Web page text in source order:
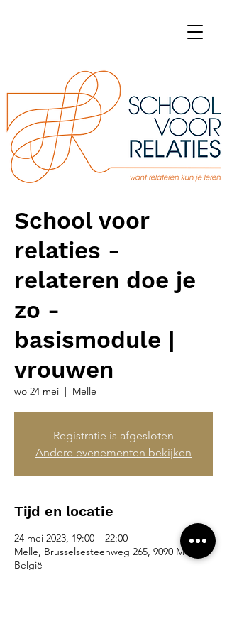
School voor
relaties -
relateren doe je
zo -
basismodule |
vrouwen
wo 24 mei
  |
Melle
Registratie is afgesloten
Andere evenementen bekijken
Tijd en locatie
24 mei 2023, 19:00 – 22:00
Melle, Brusselsesteenweg 265, 9090 Melle,
België